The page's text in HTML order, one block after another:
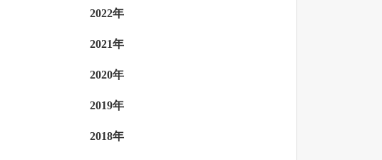
2022年
2021年
2020年
2019年
2018年